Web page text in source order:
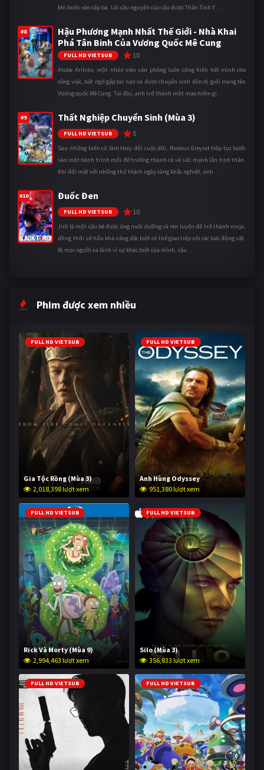
khi bước vào cấp ba. Lời cầu nguyện của cậu được Thần Tình Y ...
#8
Hậu Phương Mạnh Nhất Thế Giới - Nhà Khai
Phá Tân Binh Của Vương Quốc Mê Cung
FULL HD VIETSUB 10
Atobe Arihito, một nhân viên văn phòng luôn cống hiến hết mình cho
công việc, bất ngờ gặp tai nạn và được chuyển sinh đến dị giới mang tên
Vương quốc Mê Cung. Tại đây, anh trở thành một mạo hiểm gi ...
#9 Thất Nghiệp Chuyển Sinh (Mùa 3)
FULL HD VIETSUB 5
Sau những biến cố làm thay đổi cuộc đời, Rudeus Greyrat tiếp tục bước
vào một hành trình mới để trưởng thành cả về sức mạnh lẫn tinh thần.
Khi đối mặt với những thử thách ngày càng khắc nghiệt, anh ...
#10 Đuốc Đen
FULL HD VIETSUB 10
Jirô là một cậu bé được ông nuôi dưỡng và rèn luyện để trở thành ninja,
đồng thời sở hữu khả năng đặc biệt có thể giao tiếp với các loài động vật.
Bị mọi người xa lánh vì sự khác biệt của mình, cậu ...
Phim được xem nhiều
FULL HD VIETSUB
Gia Tộc Rồng (Mùa 3)
2,018,398 lượt xem
FULL HD VIETSUB
Anh Hùng Odyssey
951,380 lượt xem
FULL HD VIETSUB
Rick Và Morty (Mùa 9)
2,994,463 lượt xem
FULL HD VIETSUB
Silo (Mùa 3)
356,833 lượt xem
FULL HD VIETSUB FULL HD VIETSUB